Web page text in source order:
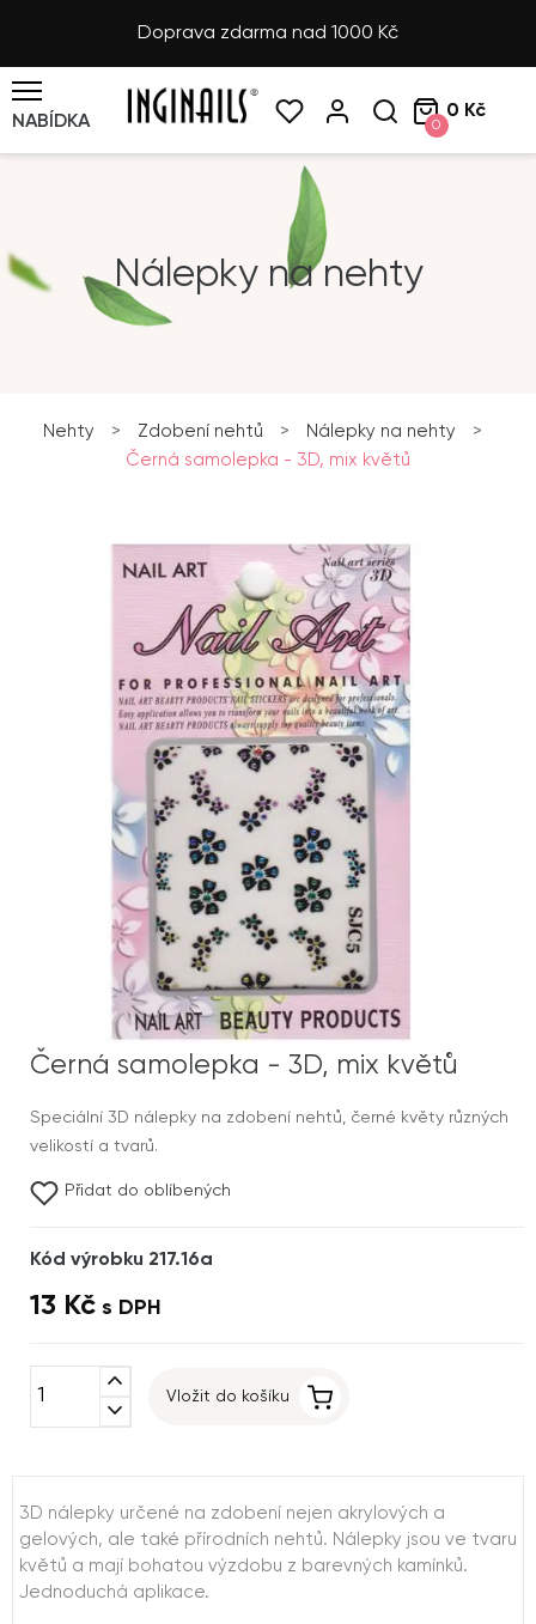
Doprava zdarma nad 1000 Kč
NABÍDKA 0
0 Kč
Nálepky na nehty
Nehty > Zdobení nehtů > Nálepky na nehty
>
Černá samolepka - 3D, mix květů
Černá samolepka - 3D, mix květů
Speciální 3D nálepky na zdobení nehtů, černé květy různých
velikostí a tvarů.
Přidat do oblíbených
Kód výrobku 217.16a
13 Kč s DPH
expand_less
expand_more
Vložit do košíku
3D nálepky určené na zdobení nejen akrylových a
gelových, ale také přírodních nehtů. Nálepky jsou ve tvaru
květů a mají bohatou výzdobu z barevných kamínků.
Jednoduchá aplikace.